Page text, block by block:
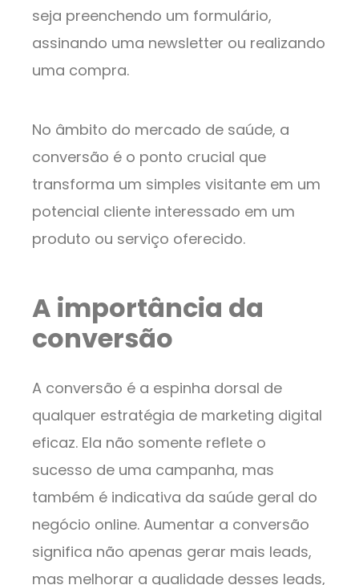
seja preenchendo um formulário,
assinando uma newsletter ou realizando
uma compra.
No âmbito do mercado de saúde, a
conversão é o ponto crucial que
transforma um simples visitante em um
potencial cliente interessado em um
produto ou serviço oferecido.
A importância da
conversão
A conversão é a espinha dorsal de
qualquer estratégia de marketing digital
eficaz. Ela não somente reflete o
sucesso de uma campanha, mas
também é indicativa da saúde geral do
negócio online. Aumentar a conversão
significa não apenas gerar mais leads,
mas melhorar a qualidade desses leads,